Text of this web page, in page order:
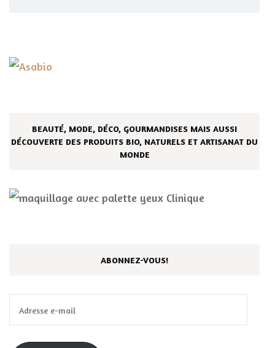
BEAUTÉ, MODE, DÉCO, GOURMANDISES MAIS AUSSI
DÉCOUVERTE DES PRODUITS BIO, NATURELS ET ARTISANAT DU
MONDE
ABONNEZ-VOUS!
e-
mail